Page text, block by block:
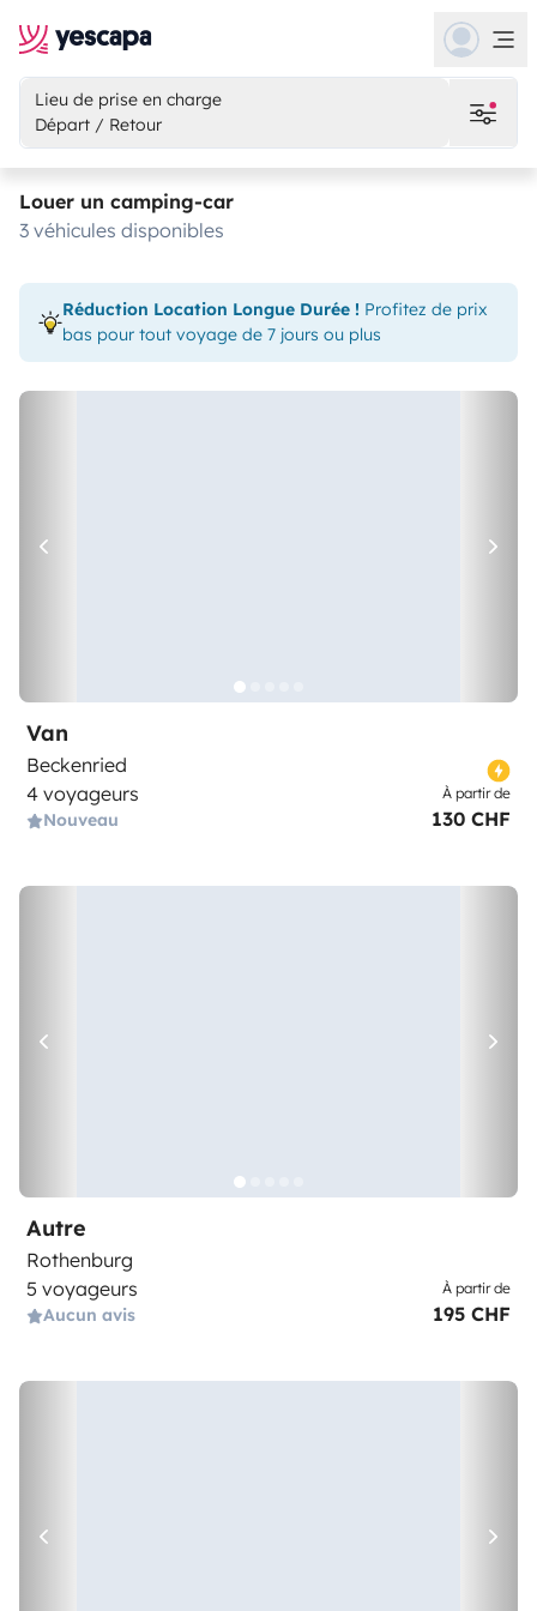
Lieu de prise en charge
Départ / Retour
Louer un camping-car
3 véhicules disponibles
Réduction Location Longue Durée ! Profitez de prix
bas pour tout voyage de 7 jours ou plus
Van
Beckenried
4 voyageurs
Nouveau
À partir de
130 CHF
Autre
Rothenburg
5 voyageurs
Aucun avis
À partir de
195 CHF